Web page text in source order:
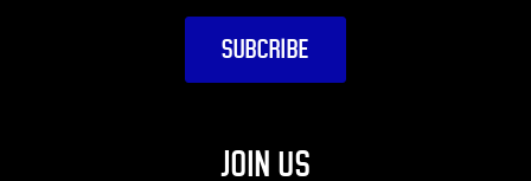
JOIN US